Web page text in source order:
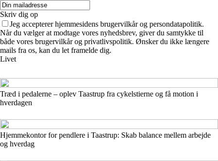
Skriv dig op
Jeg accepterer hjemmesidens brugervilkår og persondatapolitik.
Når du vælger at modtage vores nyhedsbrev, giver du samtykke til
både vores brugervilkår og privatlivspolitik. Ønsker du ikke længere
mails fra os, kan du let framelde dig.
Livet
Træd i pedalerne – oplev Taastrup fra cykelstierne og få motion i
hverdagen
Hjemmekontor for pendlere i Taastrup: Skab balance mellem arbejde
og hverdag